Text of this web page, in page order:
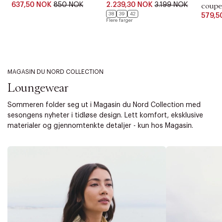
637,50 NOK 850 NOK 2.239,30 NOK 3.199 NOK
38 39
42
Flere farger
MAGASIN DU NORD COLLECTION
Loungewear
Sommeren folder seg ut i Magasin du Nord Collection med
sesongens nyheter i tidløse design. Lett komfort, eksklusive
materialer og gjennomtenkte detaljer - kun hos Magasin.